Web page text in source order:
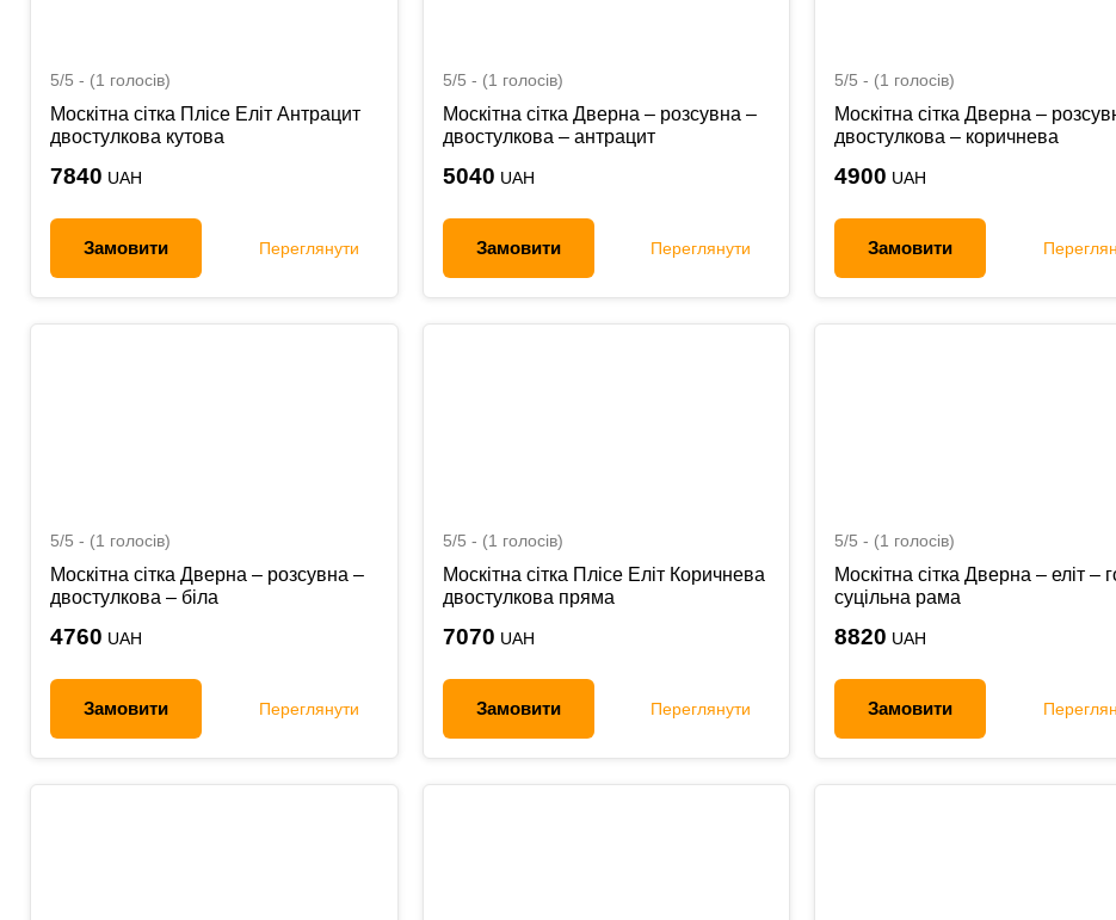
5/5 - (1 голосів)
Москітна сітка Плісе Еліт Антрацит
двостулкова кутова
7840 UAH
Замовити Переглянути
5/5 - (1 голосів)
Москітна сітка Дверна – розсувна –
двостулкова – антрацит
5040 UAH
Замовити Переглянути
5/5 - (1 голосів)
Москітна сітка Дверна –
двостулкова – коричнева
4900 UAH
Замовити
5/5 - (1 голосів)
Москітна сітка Дверна – розсувна –
двостулкова – біла
4760 UAH
Замовити Переглянути
5/5 - (1 голосів)
Москітна сітка Плісе Еліт Коричнева
двостулкова пряма
7070 UAH
Замовити Переглянути
5/5 - (1 голосів)
Москітна сітка Дверна – еліт –
суцільна рама
8820 UAH
Замовити